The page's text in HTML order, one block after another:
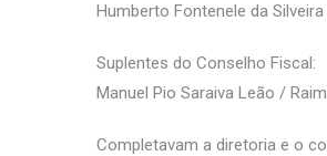
Humberto Fontenele da
Suplentes do Conselho Fiscal:
Manuel Pio Saraiva Leão /
Completavam a diretoria e o